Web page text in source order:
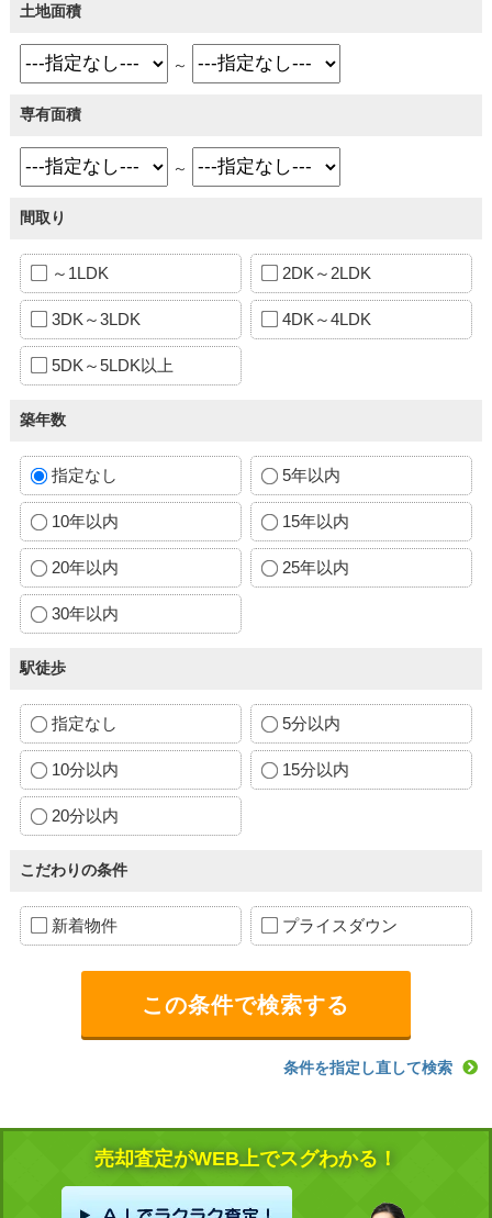
土地面積
～
専有面積
～
間取り
～1LDK 2DK～2LDK
3DK～3LDK 4DK～4LDK
5DK～5LDK以上
築年数
指定なし 5年以内
10年以内 15年以内
20年以内 25年以内
30年以内
駅徒歩
指定なし 5分以内
10分以内 15分以内
20分以内
こだわりの条件
新着物件 プライスダウン
条件を指定し直して検索
売却査定がWEB上でスグわかる！